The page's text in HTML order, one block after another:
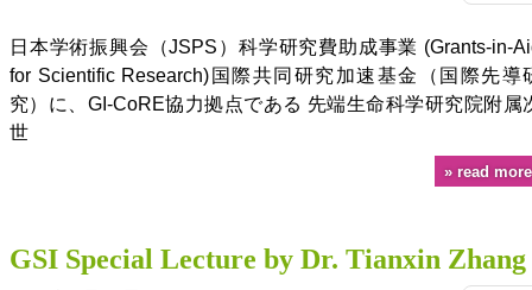
日本学術振興会（JSPS）科学研究費助成事業 (Grants-in-
for Scientific Research)国際共同研究加速基金（国際先導
究）に、GI-CoRE協力拠点である 先端生命科学研究院附属
世
read more
GSI Special Lecture by Dr. Tianxin Zhang